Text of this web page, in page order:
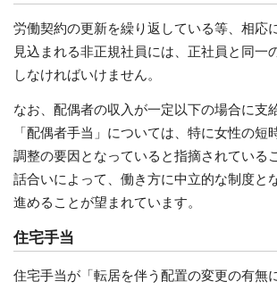
労働契約の更新を繰り返している等、相応
見込まれる非正規社員には、正社員と同一
しなければいけません。
なお、配偶者の収入が一定以下の場合に支
「配偶者手当」については、特に女性の短
調整の要因となっていると指摘されている
話合いによって、働き方に中立的な制度と
進めることが望まれています。
住宅手当
住宅手当が「転居を伴う配置の変更の有無